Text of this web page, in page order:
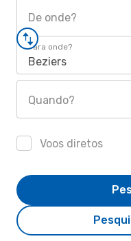
De onde?
Para onde?
Beziers
Quando?
Voos diretos